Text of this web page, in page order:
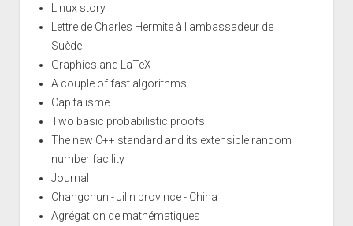
Linux story
Lettre de Charles Hermite à l'ambassadeur de
Suède
Graphics and LaTeX
A couple of fast algorithms
Capitalisme
Two basic probabilistic proofs
The new C++ standard and its extensible random
number facility
Journal
Changchun - Jilin province - China
Agrégation de mathématiques